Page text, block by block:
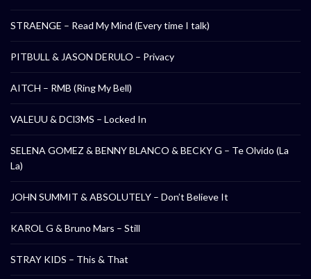
STRAENGE – Read My Mind (Every time I talk)
PITBULL & JASON DERULO – Privacy
AITCH – RMB (Ring My Bell)
VALEUU & DCl3MS – Locked In
SELENA GOMEZ & BENNY BLANCO & BECKY G – Te Olvido (La
La)
JOHN SUMMIT & ABSOLUTELY – Don’t Believe It
KAROL G & Bruno Mars – Still
STRAY KIDS – This & That